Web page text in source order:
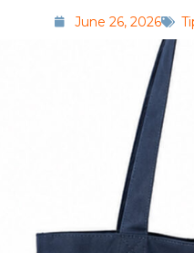
June 26, 2026